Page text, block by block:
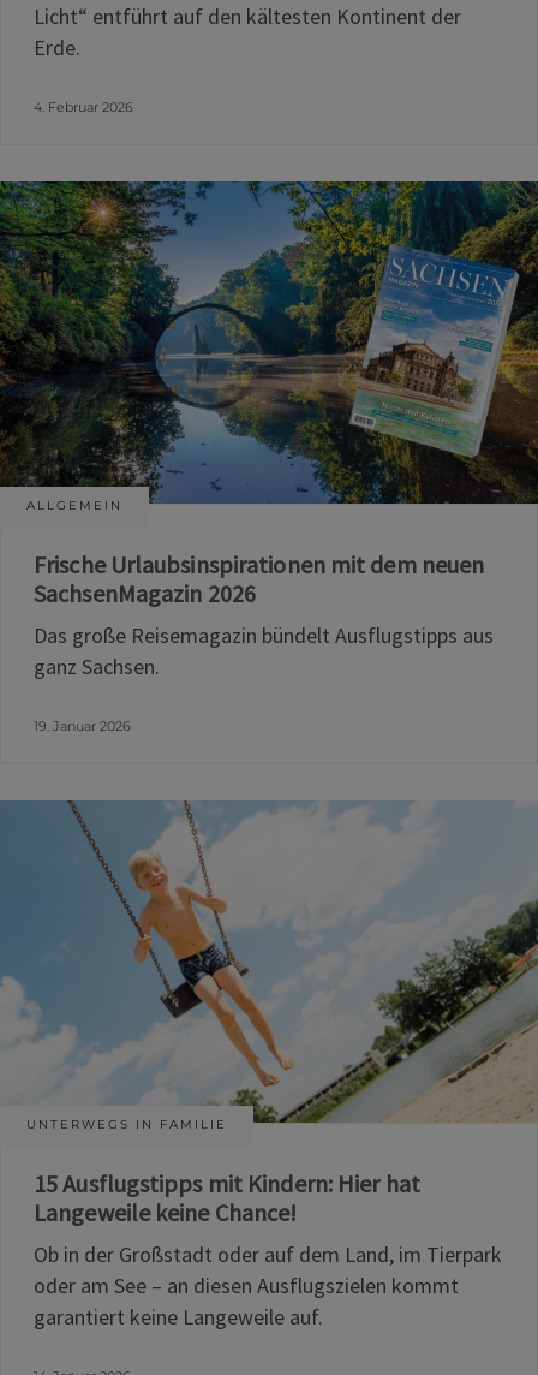
Licht“ entführt auf den kältesten Kontinent der
Erde.
4. Februar 2026
ALLGEMEIN
Frische Urlaubsinspirationen mit dem neuen
SachsenMagazin 2026
Das große Reisemagazin bündelt Ausflugstipps aus
ganz Sachsen.
19. Januar 2026
UNTERWEGS IN FAMILIE
15 Ausflugstipps mit Kindern: Hier hat
Langeweile keine Chance!
Ob in der Großstadt oder auf dem Land, im Tierpark
oder am See – an diesen Ausflugszielen kommt
garantiert keine Langeweile auf.